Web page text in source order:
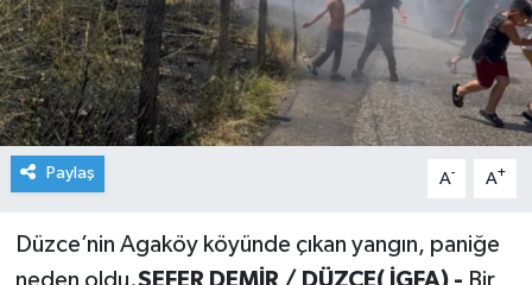
Paylaş A- A+
Düzce’nin Agaköy köyünde çıkan yangın, paniğe